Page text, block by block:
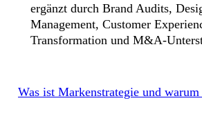
ergänzt durch Brand Audits,
Management, Customer
Transformation und M&A-
Was ist Markenstrategie und